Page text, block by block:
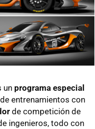
un programa especial
entrenamientos con
de competición de
ingenieros, todo con